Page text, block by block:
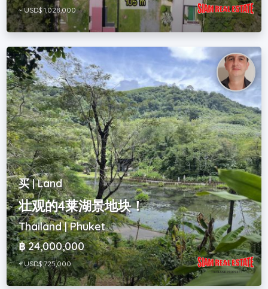
~ USD$ 1,028,000
买 | Land
壮观的4莱湖景地块！
Thailand | Phuket
฿ 24,000,000
~ USD$ 725,000